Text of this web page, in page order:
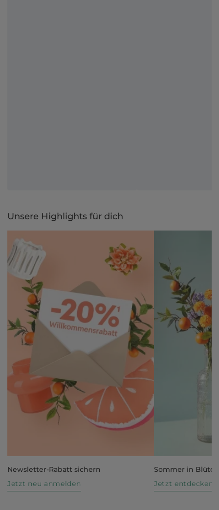
Unsere Highlights für dich
Newsletter-Rabatt sichern
Jetzt neu anmelden
Sommer in Blüte
Jetzt entdecken